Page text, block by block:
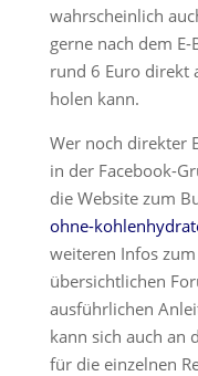
wahrscheinlich
gerne nach dem
rund 6 Euro direkt
holen kann.
Wer noch direkter
in der Facebook-
die Website zum
ohne-
weiteren Infos
übersichtlichen
ausführlichen
kann sich auch an
für die einzelnen